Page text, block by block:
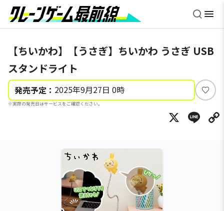
【ちいかわ】【うさぎ】ちいかわ うさぎ USB
スタンドライト
発売予定： 2025年9月27日 0時
※実際の発売日はサービスをご確認ください。
い
ね
X